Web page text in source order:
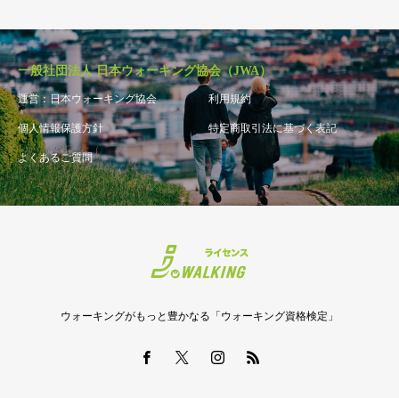
一般社団法人 日本ウォーキング協会（JWA）
運営：日本ウォーキング協会 利用規約
個人情報保護方針 特定商取引法に基づく表記
よくあるご質問
ウォーキングがもっと豊かなる「ウォーキング資格検定」